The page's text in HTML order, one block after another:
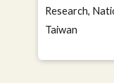
Research,
Taiwan